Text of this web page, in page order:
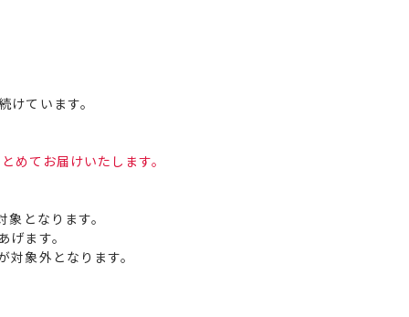
ています。
てお届けいたします。
となります。
ます。
象外となります。